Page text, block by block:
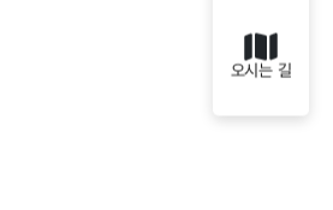
오시는 길